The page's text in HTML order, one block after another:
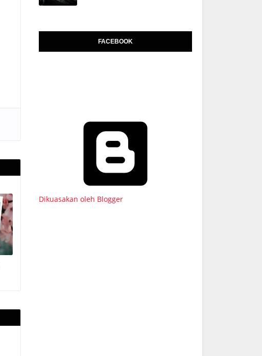
FACEBOOK
Dikuasakan oleh Blogger